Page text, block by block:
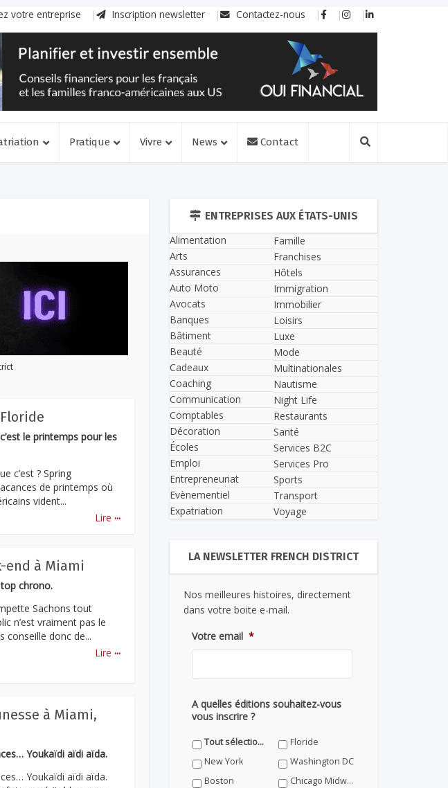
votre entreprise Inscription newsletter Contactez-nous
Pratique Vivre News Contact
le printemps pour les
c’est ? Spring
de printemps où
vident...
Lire ...
end à Miami
chrono.
Sachons tout
n’est vraiment pas le
conseille donc de...
Lire ...
à Miami,
Youkaïdi aïdi aïda.
Youkaïdi aïdi aïda.
ENTREPRISES AUX ÉTATS-UNIS
Alimentation
Arts
Assurances
Auto Moto
Avocats
Banques
Bâtiment
Beauté
Cadeaux
Coaching
Communication
Comptables
Décoration
Écoles
Emploi
Entrepreneuriat
Evènementiel
Expatriation
Famille
Franchises
Hôtels
Immigration
Immobilier
Loisirs
Luxe
Mode
Multinationales
Nautisme
Night Life
Restaurants
Santé
Services B2C
Services Pro
Sports
Transport
Voyage
LA NEWSLETTER FRENCH DISTRICT
Nos meilleures histoires, directement
dans votre boite e-mail.
Votre email *
A quelles éditions souhaitez-vous
vous inscrire ?
Tout sélectionner
Floride
New York
Washington DC
Boston
Chicago Midwest